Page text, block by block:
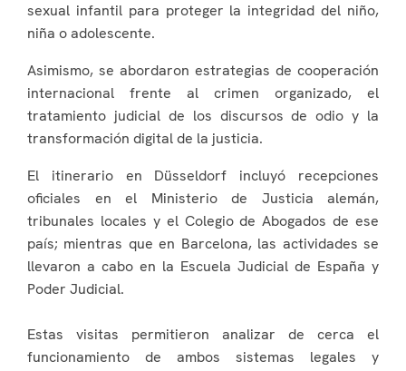
sexual infantil para proteger la integridad del niño,
niña o adolescente.
Asimismo, se abordaron estrategias de cooperación
internacional frente al crimen organizado, el
tratamiento judicial de los discursos de odio y la
transformación digital de la justicia.
El itinerario en Düsseldorf incluyó recepciones
oficiales en el Ministerio de Justicia alemán,
tribunales locales y el Colegio de Abogados de ese
país; mientras que en Barcelona, las actividades se
llevaron a cabo en la Escuela Judicial de España y
Poder Judicial.
Estas visitas permitieron analizar de cerca el
funcionamiento de ambos sistemas legales y